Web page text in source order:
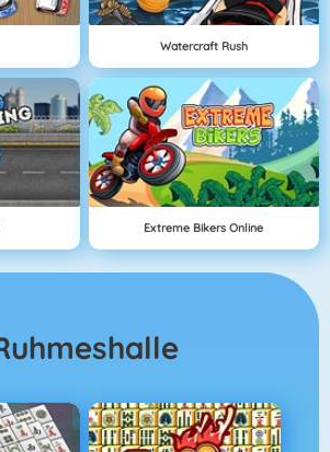
Watercraft Rush
Extreme Bikers Online
Ruhmeshalle